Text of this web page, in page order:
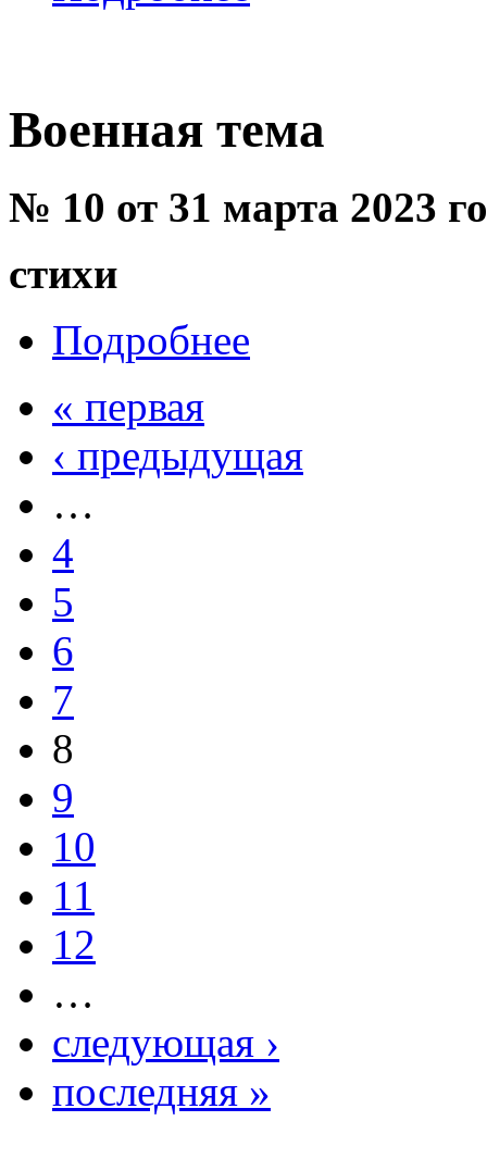
Военная тема
№ 10 от 31 марта 2023
стихи
Подробнее
« первая
‹ предыдущая
…
4
5
6
7
8
9
10
11
12
…
следующая ›
последняя »